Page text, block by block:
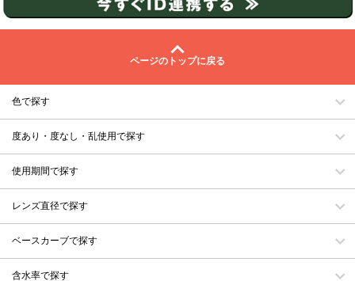
ページのトップに戻る
色で探す
度あり・度なし・乱使用で探す
使用期間で探す
レンズ直径で探す
ベースカーブで探す
含水率で探す